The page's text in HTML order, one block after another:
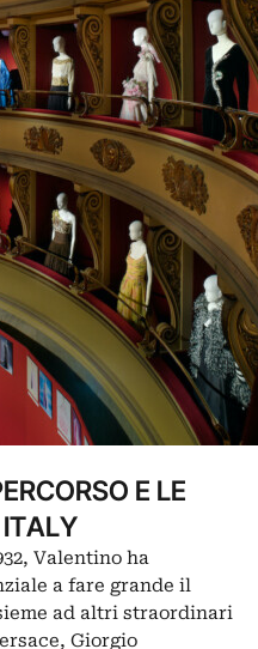
E LE
ITALY
Valentino ha
a fare grande il
ad altri straordinari
Giorgio